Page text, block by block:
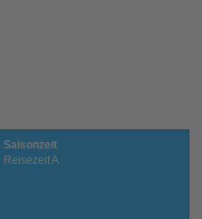
Saisonzeit
Reisezeit A